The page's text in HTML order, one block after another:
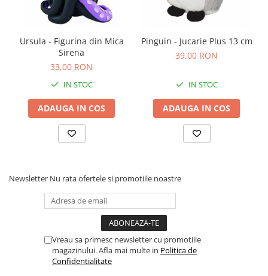
Cadouri botez
Cadou copii 3 ani
Cadou copii 4 ani
Cadou copii 5 ani
Cadou copii 6 ani
Cadou copii 7 ani
Cadou copii 8 ani
Cadou copii 10 ani
Cadou copii 11 ani
Rechizite scolare
Penar baieti
Ursula - Figurina din Mica
Sirena
33,00 RON
IN STOC
ADAUGA IN COS
Pinguin - Jucarie Plus 13 cm
39,00 RON
IN STOC
ADAUGA IN COS
Newsletter Nu rata ofertele si promotiile noastre
Vreau sa primesc newsletter cu promotiile
magazinului. Afla mai multe in Politica de
Confidentialitate